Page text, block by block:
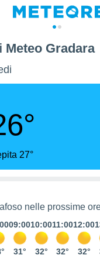
Meteo Gradara
27°
nelle prossime
09:00
31°
10:00
32°
11:00
32°
12:00
32°